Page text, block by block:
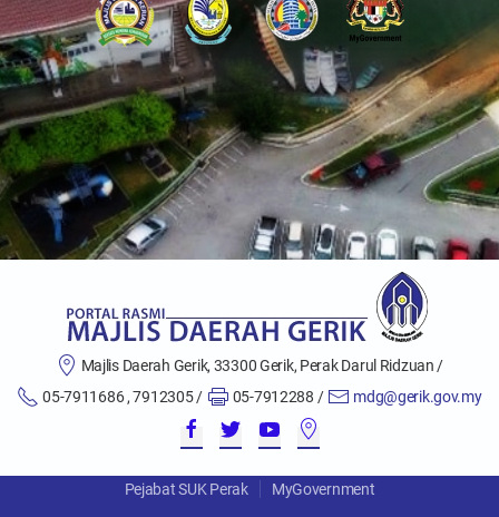
Majlis Daerah Gerik, 33300 Gerik, Perak Darul Ridzuan /
05-7911686 , 7912305 /
05-7912288 / mdg@gerik.gov.my
Pejabat SUK Perak MyGovernment